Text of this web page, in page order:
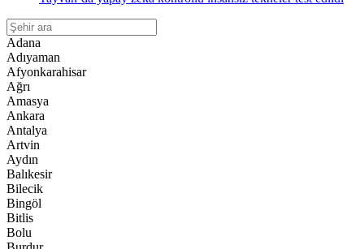
Adana
Adıyaman
Afyonkarahisar
Ağrı
Amasya
Ankara
Antalya
Artvin
Aydın
Balıkesir
Bilecik
Bingöl
Bitlis
Bolu